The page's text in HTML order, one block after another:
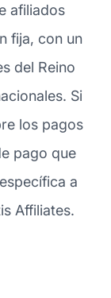
afiliados
fija, con un
del Reino
Si
los pagos
pago que
a
Affiliates.